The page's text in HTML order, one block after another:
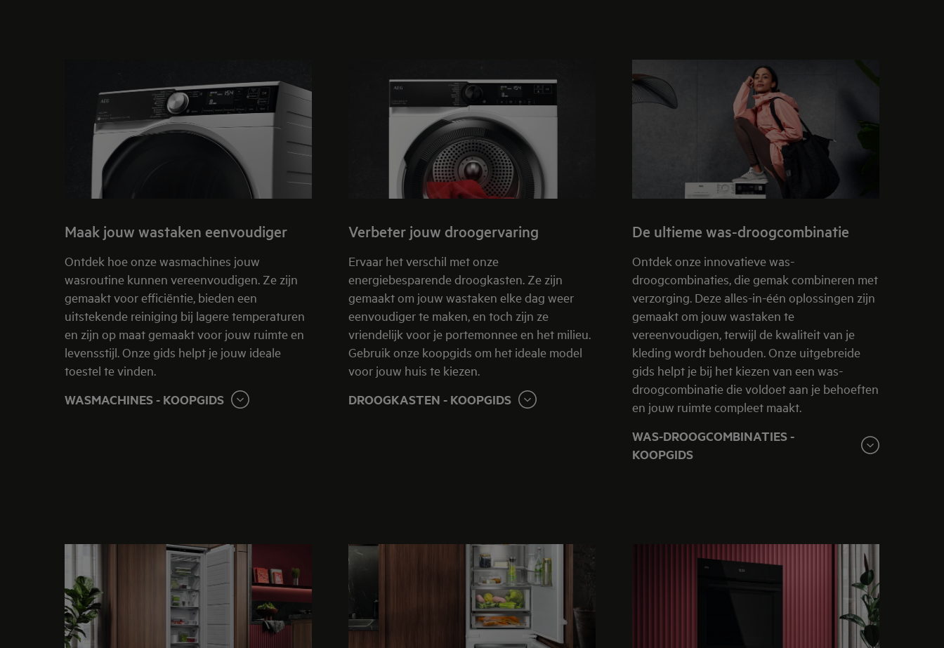
Maak jouw wastaken eenvoudiger
Ontdek hoe onze wasmachines jouw
wasroutine kunnen vereenvoudigen. Ze zijn
gemaakt voor efficiëntie, bieden een
uitstekende reiniging bij lagere temperaturen
en zijn op maat gemaakt voor jouw ruimte en
levensstijl. Onze gids helpt je jouw ideale
toestel te vinden.
WASMACHINES - KOOPGIDS
Verbeter jouw droogervaring
Ervaar het verschil met onze
energiebesparende droogkasten. Ze zijn
gemaakt om jouw wastaken elke dag weer
eenvoudiger te maken, en toch zijn ze
vriendelijk voor je portemonnee en het milieu.
Gebruik onze koopgids om het ideale model
voor jouw huis te kiezen.
DROOGKASTEN - KOOPGIDS
De ultieme was-droogcombinatie
Ontdek onze innovatieve was-
droogcombinaties, die gemak combineren met
verzorging. Deze alles-in-één oplossingen zijn
gemaakt om jouw wastaken te
vereenvoudigen, terwijl de kwaliteit van je
kleding wordt behouden. Onze uitgebreide
gids helpt je bij het kiezen van een was-
droogcombinatie die voldoet aan je behoeften
en jouw ruimte compleet maakt.
WAS-DROOGCOMBINATIES -
KOOPGIDS